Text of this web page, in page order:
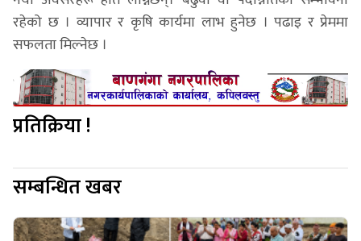
रहेको छ । व्यापार र कृषि कार्यमा लाभ हुनेछ । पढाइ र प्रेममा
सफलता मिल्नेछ ।
प्रतिक्रिया !
सम्बन्धित खबर